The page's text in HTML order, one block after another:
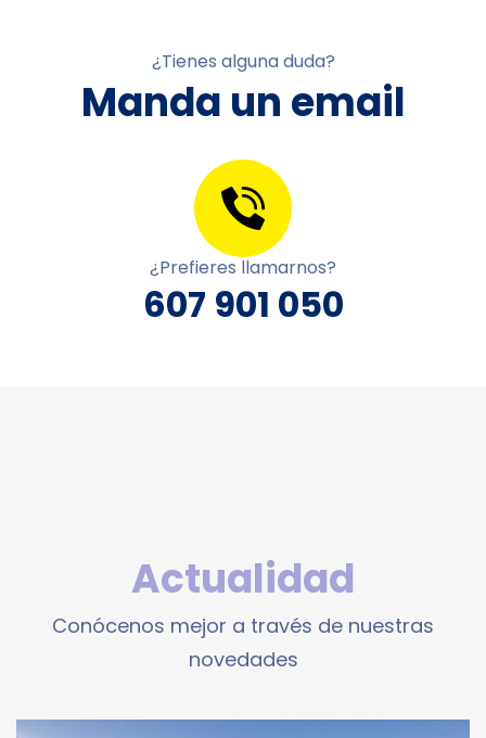
¿Tienes alguna duda?
Manda un email
¿Prefieres llamarnos?
607 901 050
Actualidad
Conócenos mejor a través de nuestras
novedades